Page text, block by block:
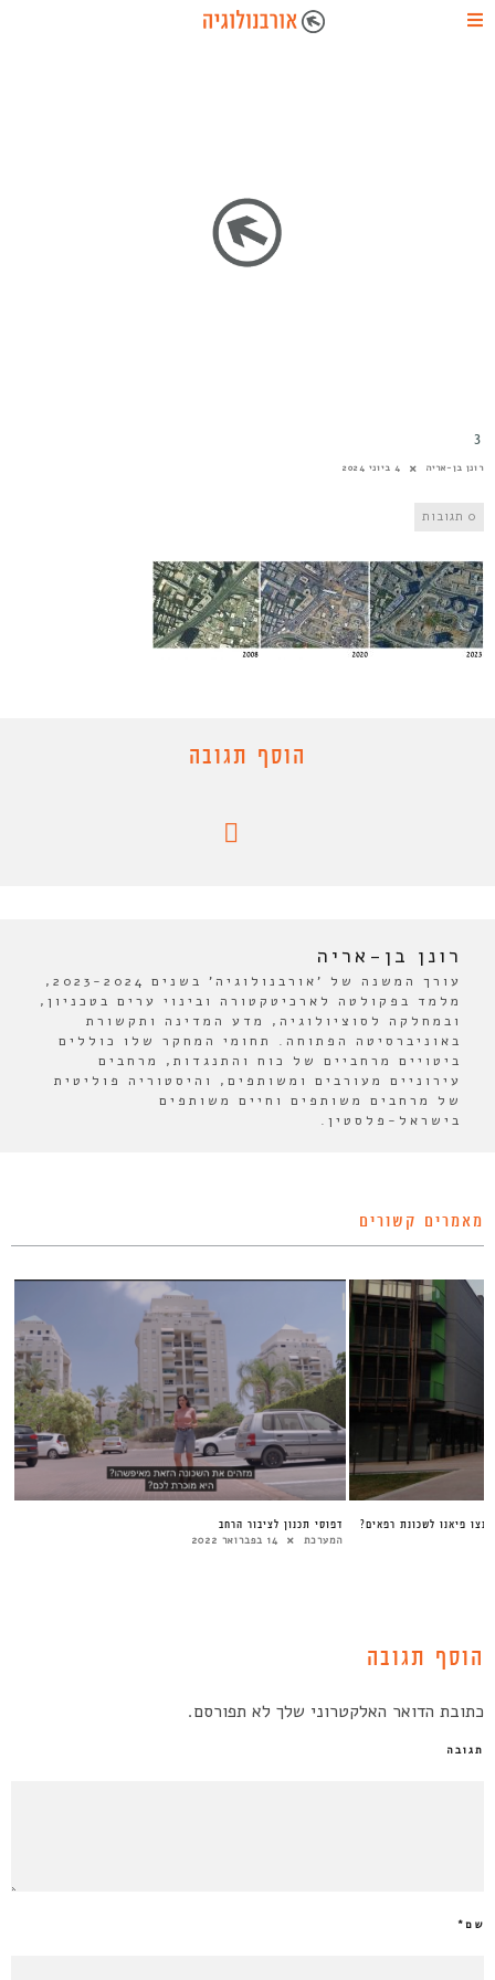
3
רונן בן-אריה 4 ביוני 2024
0 תגובות
הוסף תגובה
רונן בן-אריה
עורך המשנה של 'אורבנולוגיה' בשנים 2023-2024,
מלמד בפקולטה לארכיטקטורה ובינוי ערים בטכניון,
ובמחלקה לסוציולוגיה, מדע המדינה ותקשורת
באוניברסיטה הפתוחה. תחומי המחקר שלו כוללים
ביטויים מרחביים של כוח והתנגדות, מרחבים
עירוניים מעורבים ומשותפים, והיסטוריה פוליטית
של מרחבים משותפים וחיים משותפים
בישראל-פלסטין.
מאמרים קשורים
דפוסי תכנון לציבור הרחב
המערכת 14 בפברואר 2022
פיאנו לשכונת רפאים?
הוסף תגובה
כתובת הדואר האלקטרוני שלך לא תפורסם.
תגובה
שם*